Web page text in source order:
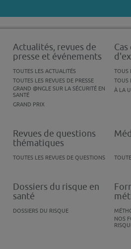
Actualités, revues de
presse et événements
TOUTES LES ACTUALITÉS
TOUTES LES REVUES DE PRESSE
GRAND @NGLE SUR LA SÉCURITÉ EN
SANTÉ
GRAND PRIX
TOUS
TOUS
À LA
Revues de questions
thématiques
TOUTES LES REVUES DE QUESTIONS
Dossiers du risque en
santé
DOSSIERS DU RISQUE
NOS